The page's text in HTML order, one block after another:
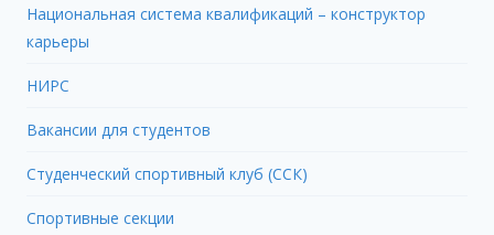
Национальная система квалификаций – конструктор
карьеры
НИРС
Вакансии для студентов
Студенческий спортивный клуб (ССК)
Спортивные секции